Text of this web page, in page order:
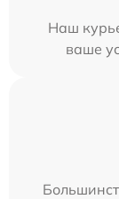
Наш
ваше